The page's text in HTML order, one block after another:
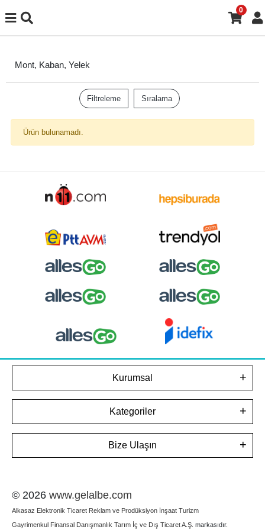
0
Mont, Kaban, Yelek
Filtreleme Sıralama
Ürün bulunamadı.
Kurumsal
Kategoriler
Bize Ulaşın
© 2026 www.gelalbe.com
Alkasaz Elektronik Ticaret Reklam ve Prodüksiyon İnşaat Turizm
Gayrimenkul Finansal Danışmanlık Tarım İç ve Dış Ticaret A.Ş. markasıdır.